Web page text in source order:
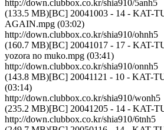
http://down.clubbox.co.kr/shia910/5anh5
(133.5 MB)[BC] 20041003 - 14 - KAT-
AGAIN.mpg (03:02)
http://down.clubbox.co.kr/shia910/ohnh5
(160.7 MB)[BC] 20041017 - 17 - KAT-
yozora no muko.mpg (03:41)
http://down.clubbox.co.kr/shia910/onnh5
(143.8 MB)[BC] 20041121 - 10 - KAT-
(03:14)
http://down.clubbox.co.kr/shia910/wonh5
(235.2 MB)[BC] 20041205 - 14 - KAT-
http://down.clubbox.co.kr/shia910/6tnh5